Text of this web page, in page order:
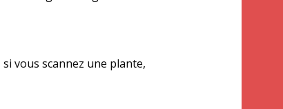
vous scannez une plante,